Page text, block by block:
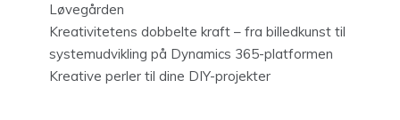
Løvegården
Kreativitetens dobbelte kraft – fra billedkunst til
systemudvikling på Dynamics 365-platformen
Kreative perler til dine DIY-projekter